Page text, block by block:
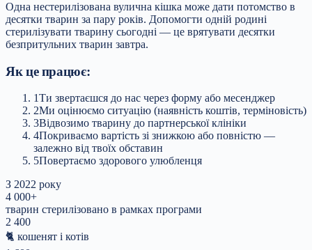
Одна нестерилізована вулична кішка може дати потомство в
десятки тварин за пару років. Допомогти одній родині
стерилізувати тварину сьогодні — це врятувати десятки
безпритульних тварин завтра.
Як це працює:
1Ти звертаєшся до нас через форму або месенджер
2Ми оцінюємо ситуацію (наявність коштів, терміновість)
3Відвозимо тварину до партнерської клініки
4Покриваємо вартість зі знижкою або повністю —
залежно від твоїх обставин
5Повертаємо здорового улюбленця
З 2022 року
4 000+
тварин стерилізовано в рамках програми
2 400
🐈 кошенят і котів